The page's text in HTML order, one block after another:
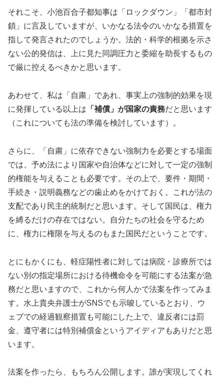
それこそ、小池百合子都知事は「ロックダウン」「都市封
鎖」に言及していますが、いかなる法令のいかなる措置を
指して発言されたのでしょうか。法的・科学的根拠を示さ
ない公的発信は、上に見た同調圧力と委縮を助長するもの
で厳に控えるべきかと思います。
あわせて、私は「自粛」であれ、事実上の強制的効果を現
に発揮している以上は 「補償」が国家の責務だと思います
（これについても法の準備を検討しています）。
さらに、「自粛」に依存できない強制力を必要とする場面
では、予め法により国家や自治体などに対して一定の強制
的権能を与えることも必要です。その上で、要件・期間・
手続き・説明義務などの歯止めをかけておく。これが法の
支配であり民主的統制だと思います。そして国民は、権力
を縛るだけの存在ではない。自分たちの社会を守るため
に、権力に権限を与えるのもまた国民だということです。
とにもかくにも、軽症陽性者に対しては病院・診療所では
ない別の指定場所における待機命令を可能にする法案が急
務だと思いますので、これから何人かで法案を作ってみま
す。水上貴央弁護士がSNSでも示唆しているとおり、ウ
ェブでの経過観察措置も可能にした上で、違反者には罰
金、遵守者には特別補償金というアイディアもありだと思
います。
法案を作ったら、もちろん公開します。誰が実現してくれ